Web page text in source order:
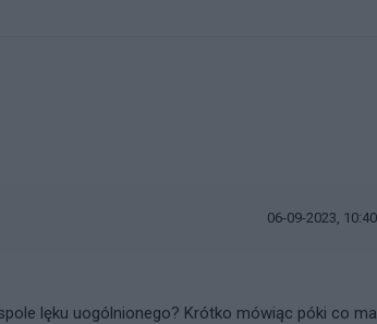
06-09-2023,
lęku uogólnionego? Krótko mówiąc póki co